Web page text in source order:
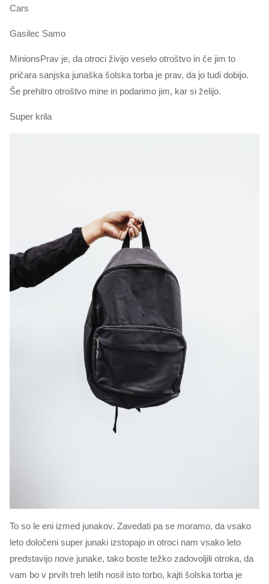
Cars
Gasilec Samo
MinionsPrav je, da otroci živijo veselo otroštvo in če jim to
pričara sanjska junaška šolska torba je prav, da jo tudi dobijo.
Še prehitro otroštvo mine in podarimo jim, kar si želijo.
Super krila
To so le eni izmed junakov. Zavedati pa se moramo, da vsako
leto določeni super junaki izstopajo in otroci nam vsako leto
predstavijo nove junake, tako boste težko zadovoljili otroka, da
vam bo v prvih treh letih nosil isto torbo, kajti šolska torba je